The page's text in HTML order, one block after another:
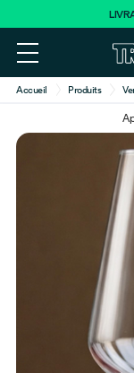
Accueil Produits